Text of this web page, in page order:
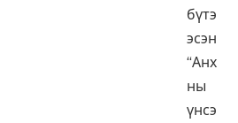
бүтэ
эсэн
“Анх
ны
үнсэ